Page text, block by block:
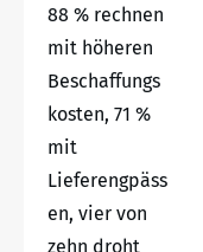
88 % rechnen
mit höheren
Beschaffungs
kosten, 71 %
mit
Lieferengpäss
en, vier von
zehn droht